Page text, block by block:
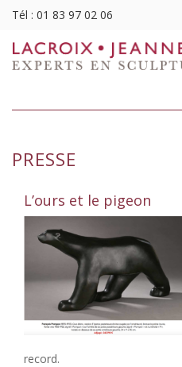
Tél : 01 83 97 02 06
PRESSE
L’ours et le pigeon
record.